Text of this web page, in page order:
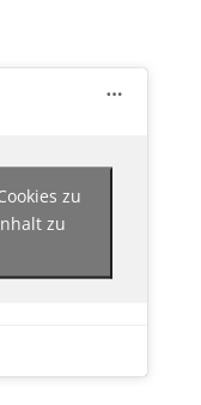
zu
zu